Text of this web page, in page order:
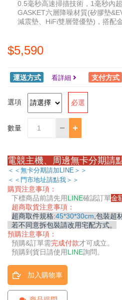
0.5毫秒高速掃描技術，1毫秒內
GASKET六層降噪材質(矽膠墊
減震墊、HiFi雙層聲優墊)，搭配
$5,590
運送方式 看詳細 支付方式
選項 必選
數量
電競主機、周邊無卡分期請
＜＜無卡分期請加LINE＞＞
＜＜門市地址請點我＞＞
購買注意事項：
下標商品前請先用LINE確認訂單金
超商取貨注意事項：
超商取件規格:45*30*30cm ,包裝超
若不同意拆包裝請改用宅配方式。
預購注意事項：
預購&訂單需完成付款才可成立。
預購到貨日請使用LINE詢問。
加入購物車